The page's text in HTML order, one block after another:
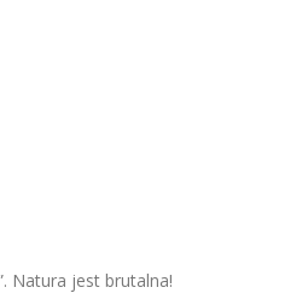
Natura jest brutalna!